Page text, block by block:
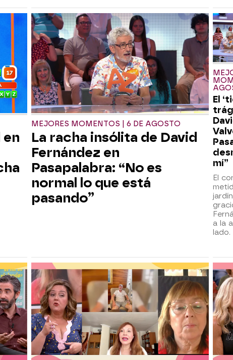
en
MEJORES MOMENTOS | 6 DE AGOSTO
La racha insólita de David
Fernández en
Pasapalabra: “No es
normal lo que está
pasando”
El
mí”
El
a la
lado.